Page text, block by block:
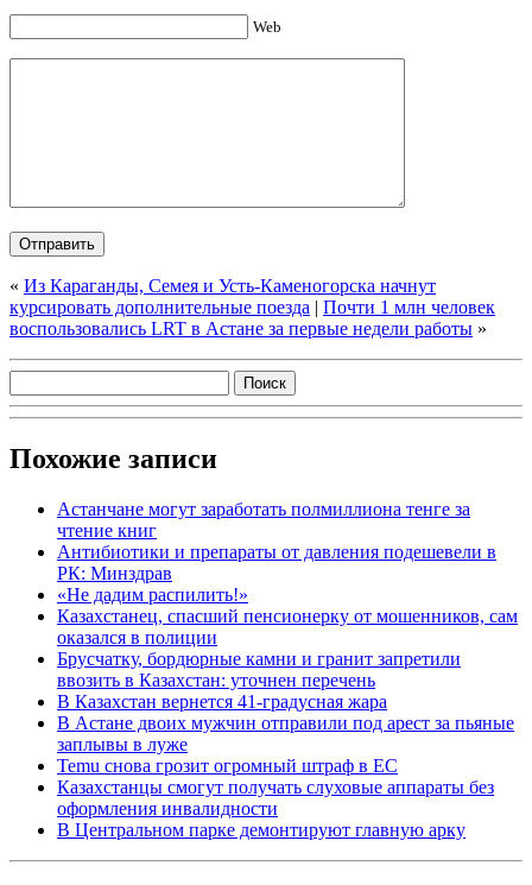
Web
« Из Караганды, Семея и Усть-Каменогорска начнут
курсировать дополнительные поезда | Почти 1 млн человек
воспользовались LRT в Астане за первые недели работы »
Похожие записи
Астанчане могут заработать полмиллиона тенге за
чтение книг
Антибиотики и препараты от давления подешевели в
РК: Минздрав
«Не дадим распилить!»
Казахстанец, спасший пенсионерку от мошенников, сам
оказался в полиции
Брусчатку, бордюрные камни и гранит запретили
ввозить в Казахстан: уточнен перечень
В Казахстан вернется 41-градусная жара
В Астане двоих мужчин отправили под арест за пьяные
заплывы в луже
Temu снова грозит огромный штраф в ЕС
Казахстанцы смогут получать слуховые аппараты без
оформления инвалидности
В Центральном парке демонтируют главную арку